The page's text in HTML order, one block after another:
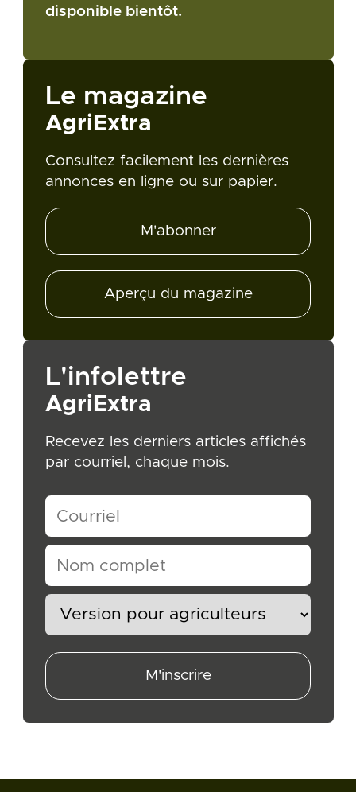
disponible bientôt.
Le magazine
AgriExtra
Consultez facilement les dernières
annonces en ligne ou sur papier.
M'abonner
Aperçu du magazine
L'infolettre
AgriExtra
Recevez les derniers articles affichés
par courriel, chaque mois.
M'inscrire